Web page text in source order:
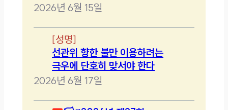
2026년 6월 15일
[성명]
선관위 향한 불만 이용하려는
극우에 단호히 맞서야 한다
2026년 6월 17일